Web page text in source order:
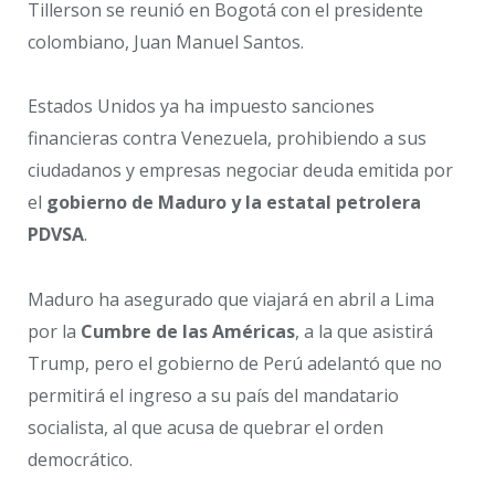
Tillerson se reunió en Bogotá con el presidente
colombiano, Juan Manuel Santos.
Estados Unidos ya ha impuesto sanciones
financieras contra Venezuela, prohibiendo a sus
ciudadanos y empresas negociar deuda emitida por
el gobierno de Maduro y la estatal petrolera
PDVSA.
Maduro ha asegurado que viajará en abril a Lima
por la Cumbre de las Américas, a la que asistirá
Trump, pero el gobierno de Perú adelantó que no
permitirá el ingreso a su país del mandatario
socialista, al que acusa de quebrar el orden
democrático.